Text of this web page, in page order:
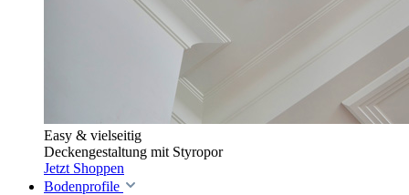
Easy & vielseitig
Deckengestaltung mit Styropor
Jetzt Shoppen
Bodenprofile